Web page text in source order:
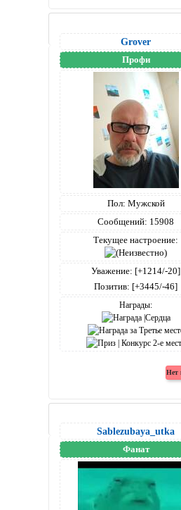
Grover
Профи
Пол: Мужской
Сообщений: 15908
Текущее настроение:
Уважение: [+1214/-20]
Позитив: [+3445/-46]
Награды:
Sablezubaya_utka
Фанат